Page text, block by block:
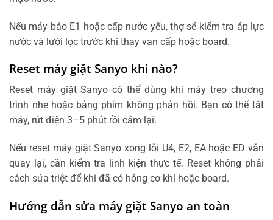
Nếu máy báo E1 hoặc cấp nước yếu, thợ sẽ kiểm tra áp lực
nước và lưới lọc trước khi thay van cấp hoặc board.
Reset máy giặt Sanyo khi nào?
Reset máy giặt Sanyo có thể dùng khi máy treo chương
trình nhẹ hoặc bảng phím không phản hồi. Bạn có thể tắt
máy, rút điện 3–5 phút rồi cắm lại.
Nếu reset máy giặt Sanyo xong lỗi U4, E2, EA hoặc ED vẫn
quay lại, cần kiểm tra linh kiện thực tế. Reset không phải
cách sửa triệt để khi đã có hỏng cơ khí hoặc board.
Hướng dẫn sửa máy giặt Sanyo an toàn